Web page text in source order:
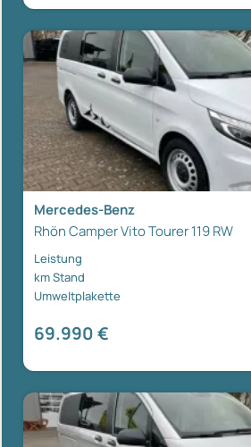
Mercedes-Benz
Rhön Camper Vito Tourer 119 RW
Leistung
km Stand
Umweltplakette
69.990 €